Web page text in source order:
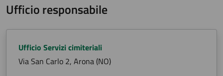
Ufficio responsabile
Ufficio Servizi cimiteriali
Via San Carlo 2, Arona (NO)